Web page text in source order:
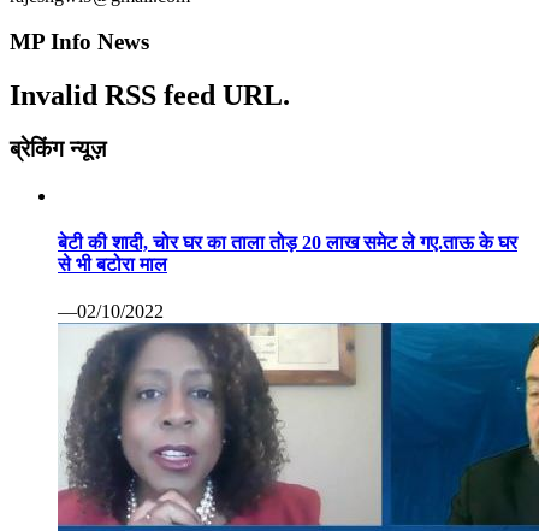
Invalid RSS feed URL.
ब्रेकिंग न्यूज़
—02/10/2022